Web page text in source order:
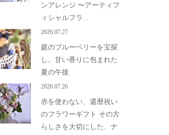
ンアレンジ 〜アーティフ
ィシャルフラ...
2026.07.27
庭のブルーベリーを宝探
し。甘い香りに包まれた
夏の午後
2026.07.26
赤を使わない、還暦祝い
のフラワーギフト その方
らしさを大切にした、ナ